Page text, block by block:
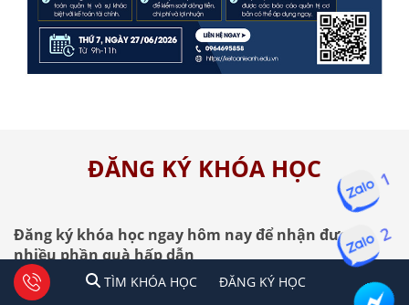
ĐĂNG KÝ KHÓA HỌC
Đăng ký khóa học ngay hôm nay để nhận được
nhiều phần quà hấp dẫn
Hotline:0904848855
TÌM KHÓA HỌC ĐĂNG KÍ HỌC
1 2 Tư vấn facebook
TÌM KHÓA HỌC ĐĂNG KÝ HỌC
1
2